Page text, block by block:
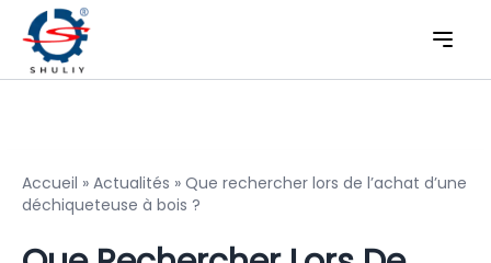
Accueil » Actualités » Que rechercher lors de l’achat d’une
déchiqueteuse à bois ?